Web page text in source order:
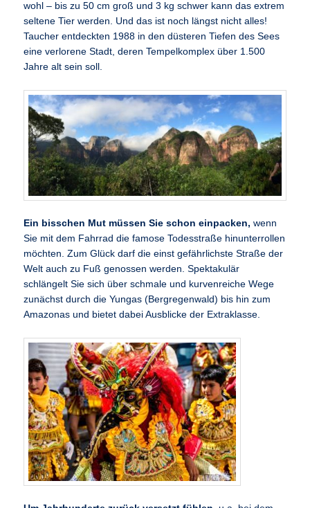
wohl – bis zu 50 cm groß und 3 kg schwer kann das extrem
seltene Tier werden. Und das ist noch längst nicht alles!
Taucher entdeckten 1988 in den düsteren Tiefen des Sees
eine verlorene Stadt, deren Tempelkomplex über 1.500
Jahre alt sein soll.
Ein bisschen Mut müssen Sie schon einpacken,wenn
Sie mit dem Fahrrad die famose Todesstraße hinunterrollen
möchten. Zum Glück darf die einst gefährlichste Straße der
Welt auch zu Fuß genossen werden. Spektakulär
schlängelt Sie sich über schmale und kurvenreiche Wege
zunächst durch die Yungas (Bergregenwald) bis hin zum
Amazonas und bietet dabei Ausblicke der Extraklasse.